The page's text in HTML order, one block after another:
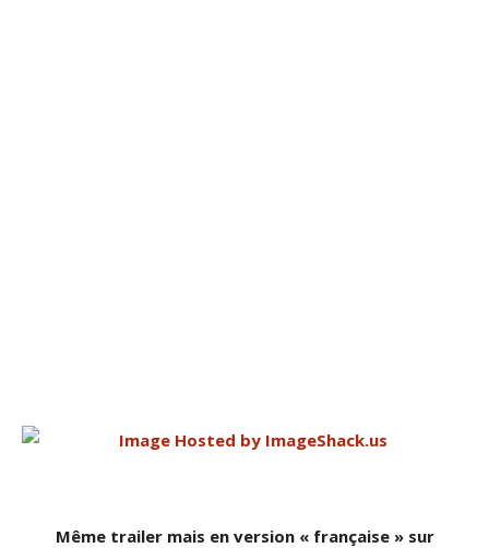
Même trailer mais en version « française » sur